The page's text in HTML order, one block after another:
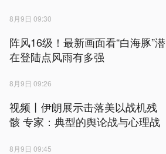
8月9日 09:30
阵风16级！最新画面看“白海豚”潜
在登陆点风雨有多强
8月9日 09:26
视频丨伊朗展示击落美以战机残
骸 专家：典型的舆论战与心理战
8月9日 09:45